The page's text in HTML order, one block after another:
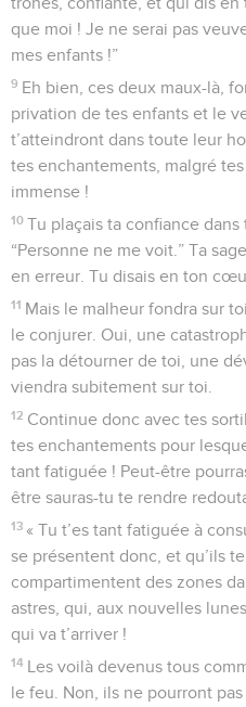
que moi ! Je ne serai pas
mes enfants !”
9 Eh bien, ces deux maux-là,
privation de tes enfants et le
t’atteindront dans toute leur
tes enchantements, malgré
immense !
10 Tu plaçais ta confiance
“Personne ne me voit.” Ta
en erreur. Tu disais en ton
11 Mais le malheur fondra sur
le conjurer. Oui, une
pas la détourner de toi, une
viendra subitement sur toi.
12 Continue donc avec tes
tes enchantements pour
tant fatiguée ! Peut-être
être sauras-tu te rendre
13 « Tu t’es tant fatiguée à
se présentent donc, et qu’ils
compartimentent des zones
astres, qui, aux nouvelles
qui va t’arriver !
14 Les voilà devenus tous
le feu. Non, ils ne pourront